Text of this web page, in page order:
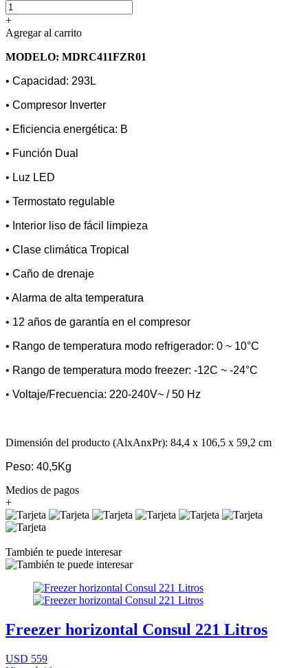
+
Agregar al carrito
MODELO: MDRC411FZR01
• Capacidad: 293L
• Compresor Inverter
• Eficiencia energética: B
• Función Dual
• Luz LED
• Termostato regulable
• Interior liso de fácil limpieza
• Clase climática Tropical
• Caño de drenaje
• Alarma de alta temperatura
• 12 años de garantía en el compresor
• Rango de temperatura modo refrigerador: 0 ~ 10°C
• Rango de temperatura modo freezer: -12C ~ -24°C
• Voltaje/Frecuencia: 220-240V~ / 50 Hz
Dimensión del producto (AlxAnxPr): 84,4 x 106,5 x 59,2 cm
Peso: 40,5Kg
Medios de pagos
+
También te puede interesar
Freezer horizontal Consul 221 Litros
USD 559